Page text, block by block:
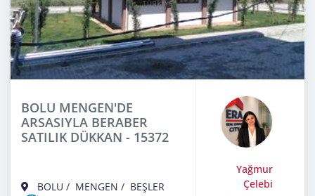
BOLU MENGEN'DE
ARSASIYLA BERABER
SATILIK DÜKKAN - 15372
BOLU / MENGEN / BEŞLER
Yağmur
Çelebi